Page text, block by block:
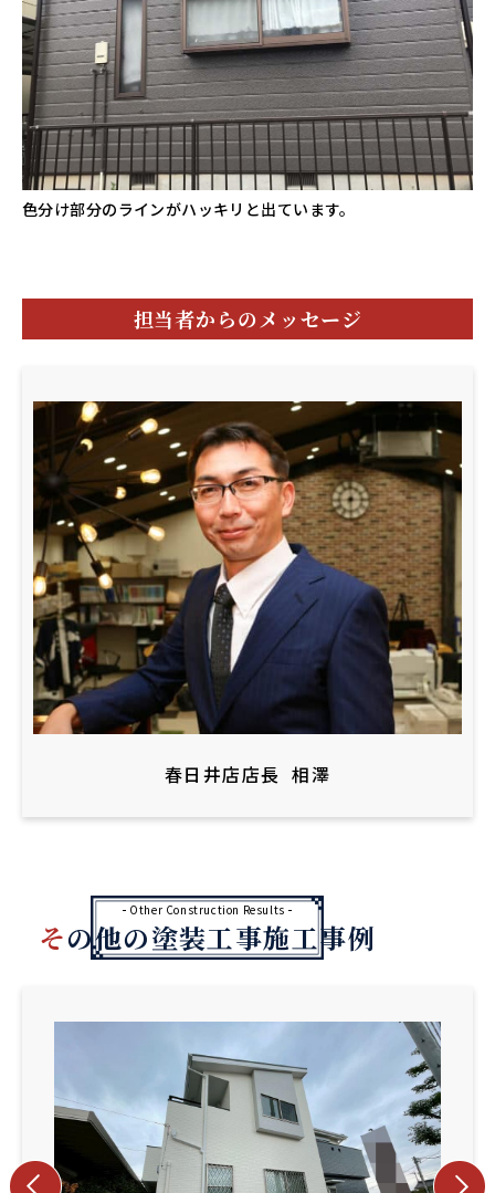
色分け部分のラインがハッキリと出ています。
担当者からのメッセージ
春日井店店長 相澤
Other Construction Results
その他の塗装工事施工事例